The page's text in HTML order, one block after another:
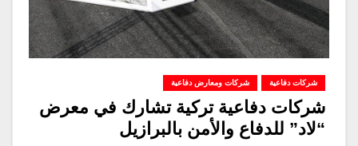
شركات دفاعية شركات ومعارض دفاعية
شركات دفاعية تركية تشارك في معرض
“لاد” للدفاع والأمن بالبرازيل